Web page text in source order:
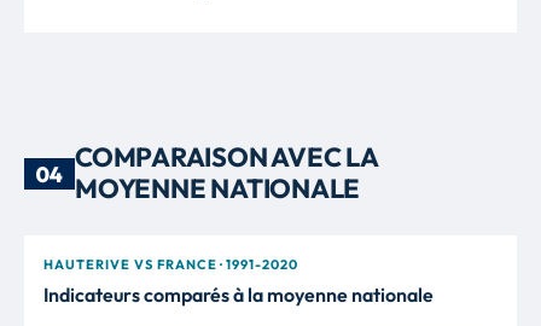
04
COMPARAISON AVEC LA
MOYENNE NATIONALE
HAUTERIVE VS FRANCE · 1991-2020
Indicateurs comparés à la moyenne nationale